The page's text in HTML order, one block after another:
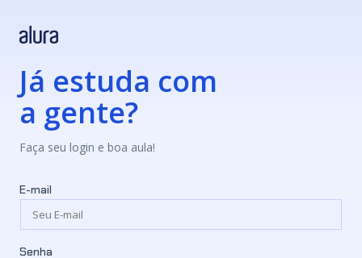
Já estuda com
a gente?
Faça seu login e boa aula!
E-mail
Senha